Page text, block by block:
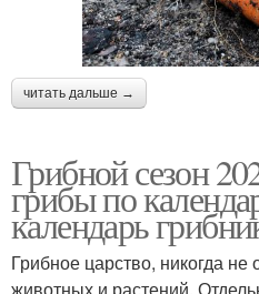
читать дальше →
Грибной сезон
грибы по
календарь
Грибное царство, никогда не